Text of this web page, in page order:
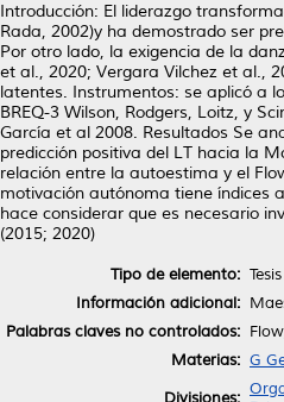
Introducción: El liderazgo
Rada, 2002)y ha demostrado ser
Por otro lado, la exigencia de la
et al., 2020; Vergara Vilchez et al.,
latentes. Instrumentos: se aplicó a
BREQ-3 Wilson, Rodgers, Loitz, y
García et al 2008. Resultados Se
predicción positiva del LT hacia la
relación entre la autoestima y el
motivación autónoma tiene índices
hace considerar que es necesario
(2015; 2020)
Tipo de elemento:
Información adicional:
Palabras claves no controlados:
Materias: G
Divisiones: